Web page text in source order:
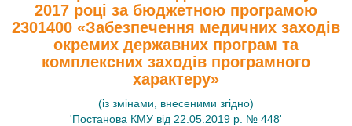
2017 році за бюджетною програмою
2301400 «Забезпечення медичних заходів
окремих державних програм та
комплексних заходів програмного
характеру»
(із змінами, внесеними згідно)
'Постанова КМУ від 22.05.2019 р. № 448'